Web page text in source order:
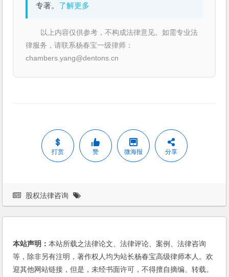
专著。 了解更多
以上内容仅供参考，不构成法律意见。如需专业法
律服务，请联系杨春宝一级律师：
chambers.yang@dentons.cn
打赏 赞 微海报 分享
股权法律咨询
本站声明：本站所载之法律论文、法律评论、案例、法律咨询
等，除非另有注明，著作权人均为站长杨春宝高级律师本人。欢
迎其他网站链接，但是，未经书面许可，不得擅自摘编、转载。